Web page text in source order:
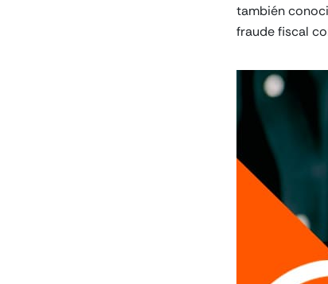
también
fraude fiscal